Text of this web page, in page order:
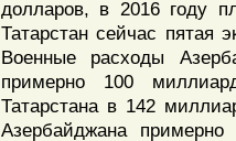
долларов, в 2016 году
Татарстан сейчас пятая
Военные расходы
примерно 100
Татарстана в 142
Азербайджана